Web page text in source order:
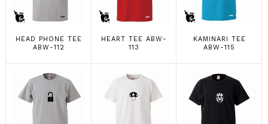
HEAD PHONE TEE
ABW-112
HEART TEE ABW-
113
KAMINARI TEE
ABW-115